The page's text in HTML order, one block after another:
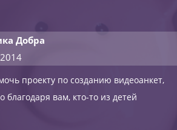
Добра
проекту по созданию видеоанкет,
вам, кто-то из детей